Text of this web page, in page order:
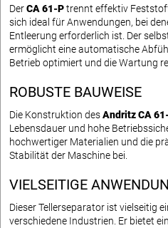
DerCA 61-Ptrennt effektiv
sich ideal für Anwendungen, bei
Entleerung erforderlich ist. Der
ermöglicht eine automatische
Betrieb optimiert und die Wartung
ROBUSTE BAUWEISE
Die Konstruktion desAndritz CA
Lebensdauer und hohe
hochwertiger Materialien und die
Stabilität der Maschine bei.
VIELSEITIGE
Dieser Tellerseparator ist vielseitig
verschiedene Industrien. Er bietet